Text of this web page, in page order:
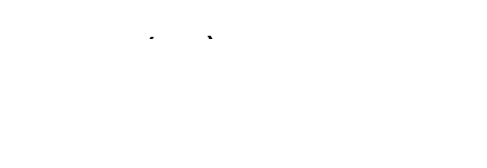
8(499)288-89-35